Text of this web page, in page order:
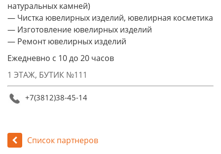
натуральных камней)
— Чистка ювелирных изделий, ювелирная косметика
— Изготовление ювелирных изделий
— Ремонт ювелирных изделий
Ежедневно с 10 до 20 часов
1 ЭТАЖ, БУТИК №111
+7(3812)38-45-14
Список партнеров